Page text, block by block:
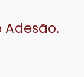
Adesão.